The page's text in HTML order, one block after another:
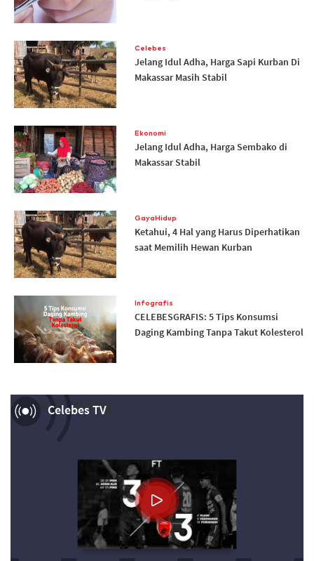
Celebes
Jelang Idul Adha, Harga Sapi Kurban Di
Makassar Masih Stabil
Ekonomi
Jelang Idul Adha, Harga Sembako di
Makassar Stabil
GayaHidup
Ketahui, 4 Hal yang Harus Diperhatikan
saat Memilih Hewan Kurban
Infografis
CELEBESGRAFIS: 5 Tips Konsumsi
Daging Kambing Tanpa Takut Kolesterol
Celebes TV
Now Playing